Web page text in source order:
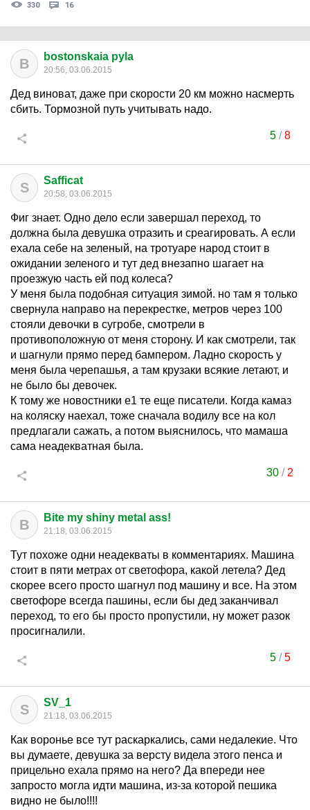
330 16
B bostonskaia pyla
20:56, 03.06.2015
Дед виноват, даже при скорости 20 км можно насмерть
сбить. Тормозной путь учитывать надо.
5/8
S Safficat
20:58, 03.06.2015
Фиг знает. Одно дело если завершал переход, то
должна была девушка отразить и среагировать. А если
ехала себе на зеленый, на тротуаре народ стоит в
ожидании зеленого и тут дед внезапно шагает на
проезжую часть ей под колеса?
У меня была подобная ситуация зимой. но там я только
свернула направо на перекрестке, метров через 100
стояли девочки в сугробе, смотрели в
противоположную от меня сторону. И как смотрели, так
и шагнули прямо перед бампером. Ладно скорость у
меня была черепашья, а там крузаки всякие летают, и
не было бы девочек.
К тому же новостники е1 те еще писатели. Когда камаз
на коляску наехал, тоже сначала водилу все на кол
предлагали сажать, а потом выяснилось, что мамаша
сама неадекватная была.
30 / 2
B Bite my shiny metal ass!
21:18, 03.06.2015
Тут похоже одни неадекваты в комментариях. Машина
стоит в пяти метрах от светофора, какой летела? Дед
скорее всего просто шагнул под машину и все. На этом
светофоре всегда пашины, если бы дед заканчивал
переход, то его бы просто пропустили, ну может разок
просигналили.
5/5
S SV_1
21:18, 03.06.2015
Как воронье все тут раскаркались, сами недалекие. Что
вы думаете, девушка за версту видела этого пенса и
прицельно ехала прямо на него? Да впереди нее
запросто могла идти машина, из-за которой пешика
видно не было!!!!